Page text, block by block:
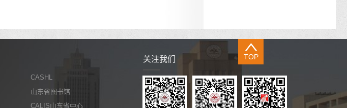
TOP
CASHL
山东省图书馆
CALIS山东省中心
关注我们